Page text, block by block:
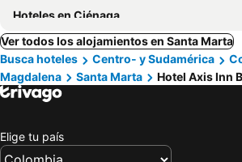
Hoteles en Ciénaga
Ver todos los alojamientos en Santa Marta
Busca hoteles
Centro- y Sudamérica
Magdalena
Santa Marta Hotel Axis Inn
Elige tu país